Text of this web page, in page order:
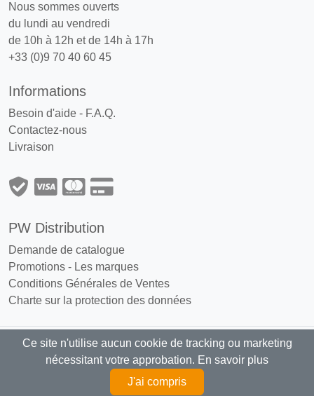
Nous sommes ouverts
du lundi au vendredi
de 10h à 12h et de 14h à 17h
+33 (0)9 70 40 60 45
Informations
Besoin d'aide - F.A.Q.
Contactez-nous
Livraison
PW Distribution
Demande de catalogue
Promotions - Les marques
Conditions Générales de Ventes
Charte sur la protection des données
PW Distribution : Grossiste, distributeur
articles fumeurs exclusivement réservé aux professionnels
Ce site n'utilise aucun cookie de tracking ou marketing
nécessitant votre approbation. En savoir plus
J'ai compris